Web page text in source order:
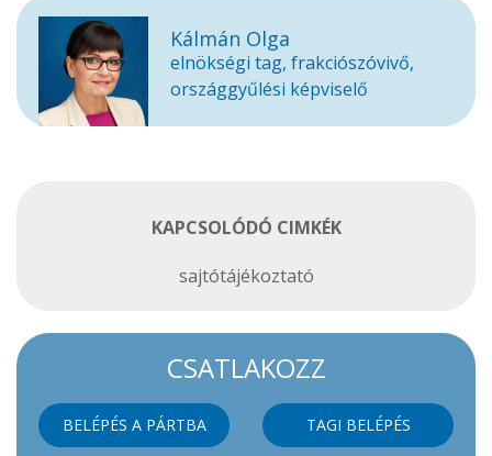
Kálmán Olga
elnökségi tag, frakciószóvivő,
országgyűlési képviselő
KAPCSOLÓDÓ CIMKÉK
sajtótájékoztató
CSATLAKOZZ
BELÉPÉS A PÁRTBA TAGI BELÉPÉS